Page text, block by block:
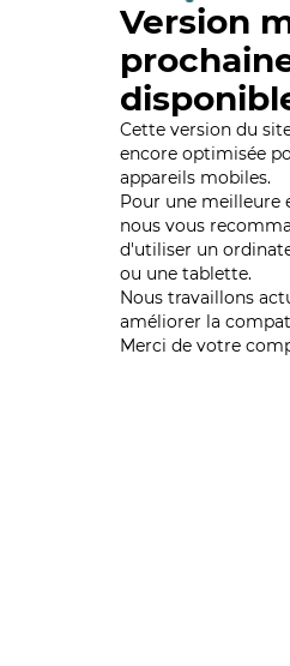
Version
Cette version du
encore optimisée
appareils mobiles.
Pour une meilleure
nous vous
d'utiliser un
ou une tablette.
Nous travaillons
améliorer la
Merci de votre